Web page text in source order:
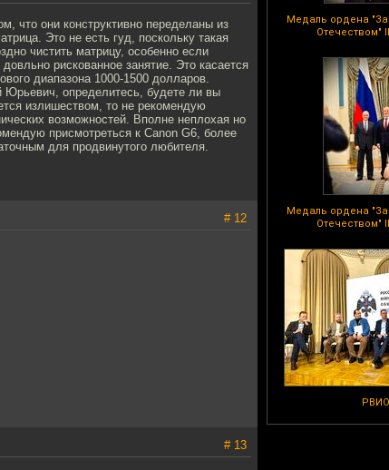
Медаль ордена "За
Отечеством"
Медаль ордена "За
Отечеством"
РВИО
что они конструктивно переделаны из
Это не есть гуд, поскольку такая
чистить матрицу, особенно если
рискованное занятие. Это касается
диапазона 1000-1500 долларов.
Юрьевич, определитесь, будете ли вы
излишеством, то не рекомендую
возможностей. Вполне неплохая но
присмотреться к Canon G6, более
для продвинутого любителя.
# 12
# 13